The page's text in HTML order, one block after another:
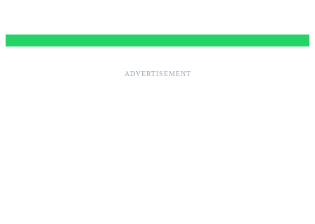
ADVERTISEMENT